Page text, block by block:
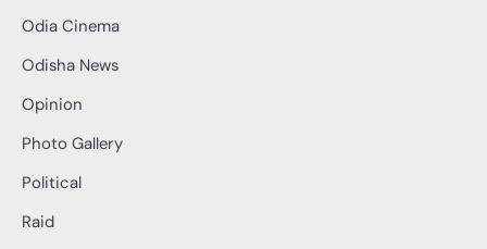
Odia Cinema
Odisha News
Opinion
Photo Gallery
Political
Raid